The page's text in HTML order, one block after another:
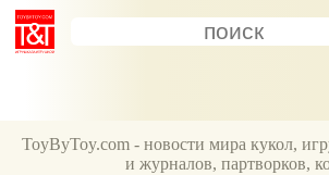
ToyByToy.com - новости мира кукол,
и журналов, партворков,